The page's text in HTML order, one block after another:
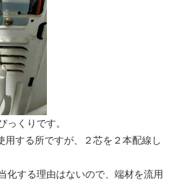
っくりです。
用する所ですが、２芯を２本配線し
化する理由はないので、端材を流用